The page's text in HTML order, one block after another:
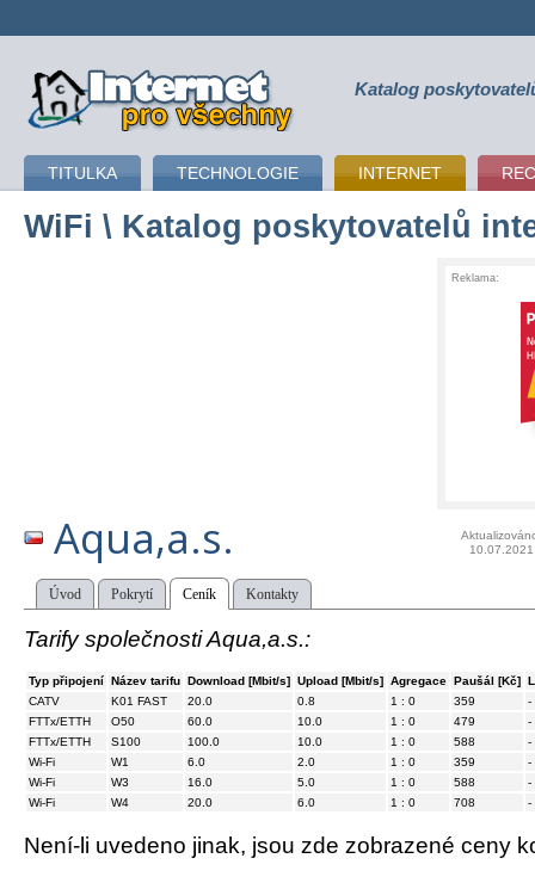
připojení k internetu Katalog
TITULKA TECHNOLOGIE INTERNET
WiFi \ Katalog poskytovatelů
Reklama:
Aqua,a.s.
10.07.2021
Úvod Pokrytí Ceník Kontakty
Tarify společnosti Aqua,a.s.:
Typ připojení Název tarifu Download [Mbit/s] Upload [Mbit/s] Agregace Paušál [Kč]
CATV
K01 FAST 20.0 0.8 1 : 0 359
-
FTTx/ETTH
O50 60.0 10.0 1 : 0 479
-
FTTx/ETTH
S100 100.0 10.0 1 : 0 588
-
Wi-Fi
W1 6.0 2.0 1 : 0 359
-
Wi-Fi
W3 16.0 5.0 1 : 0 588
-
Wi-Fi
W4 20.0 6.0 1 : 0 708 -
Není-li uvedeno jinak, jsou zde zobrazené ceny